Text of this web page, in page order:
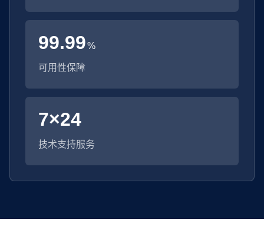
99.99%
可用性保障
7×24
技术支持服务